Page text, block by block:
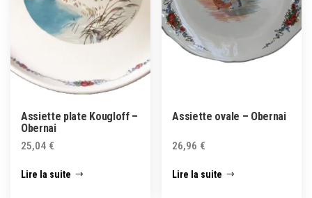
Assiette plate Kougloff –
Obernai
25,04 €
Lire la suite
Assiette ovale – Obernai
26,96 €
Lire la suite